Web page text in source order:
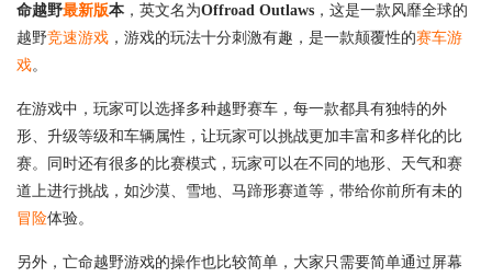
命越野最新版本 ，英文名为Offroad Outlaws ，这是一款风靡全球的
越野竞速游戏 ，游戏的玩法十分刺激有趣，是一款颠覆性的赛车游
戏。
在游戏中，玩家可以选择多种越野赛车，每一款都具有独特的外
形、升级等级和车辆属性，让玩家可以挑战更加丰富和多样化的比
赛。同时还有很多的比赛模式，玩家可以在不同的地形、天气和赛
道上进行挑战，如沙漠、雪地、马蹄形赛道等，带给你前所有未的
冒险体验。
另外，亡命越野游戏的操作也比较简单，大家只需要简单通过屏幕